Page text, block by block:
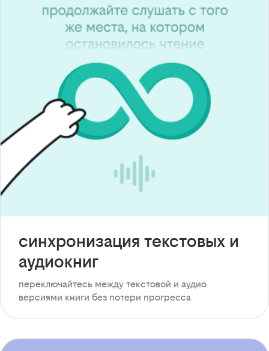
синхронизация текстовых и
аудиокниг
переключайтесь между текстовой и аудио
версиями книги без потери прогресса